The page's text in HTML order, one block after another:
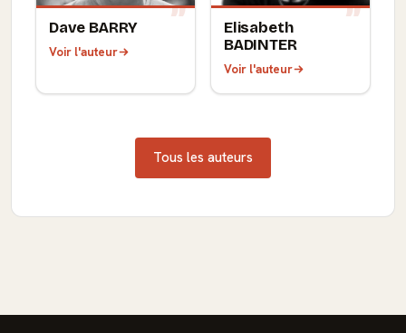
Dave BARRY
Voir l'auteur
Elisabeth
BADINTER
Voir l'auteur
Tous les auteurs